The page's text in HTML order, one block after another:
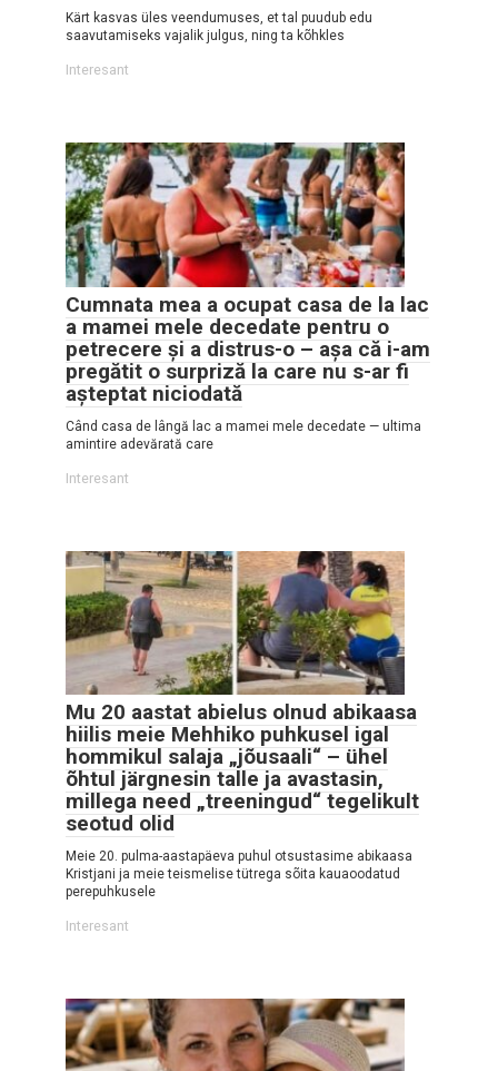
Kärt kasvas üles veendumuses, et tal puudub edu
saavutamiseks vajalik julgus, ning ta kõhkles
Interesant
Cumnata mea a ocupat casa de la lac
a mamei mele decedate pentru o
petrecere și a distrus-o – așa că i-am
pregătit o surpriză la care nu s-ar fi
așteptat niciodată
Când casa de lângă lac a mamei mele decedate — ultima
amintire adevărată care
Interesant
Mu 20 aastat abielus olnud abikaasa
hiilis meie Mehhiko puhkusel igal
hommikul salaja „jõusaali“ – ühel
õhtul järgnesin talle ja avastasin,
millega need „treeningud“ tegelikult
seotud olid
Meie 20. pulma-aastapäeva puhul otsustasime abikaasa
Kristjani ja meie teismelise tütrega sõita kauaoodatud
perepuhkusele
Interesant